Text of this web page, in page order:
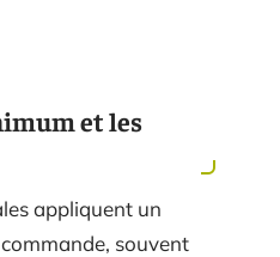
et les
appliquent un
souvent